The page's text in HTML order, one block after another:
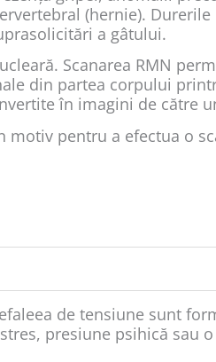
(hernie).
a gâtului.
Scanarea RMN
din partea corpului
în imagini de către
pentru a efectua o
de tensiune sunt
presiune psihică sau